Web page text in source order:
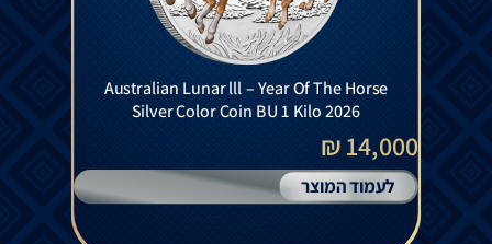
Australian Lunar lll – Year Of The Horse
Silver Color Coin BU 1 Kilo 2026
14,000 ₪
לעמוד המוצר